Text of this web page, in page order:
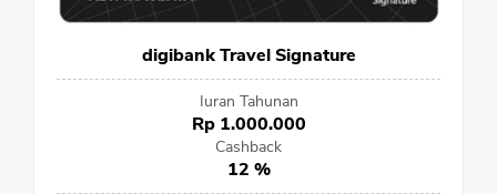
digibank Travel Signature
Iuran Tahunan
Rp 1.000.000
Cashback
12 %